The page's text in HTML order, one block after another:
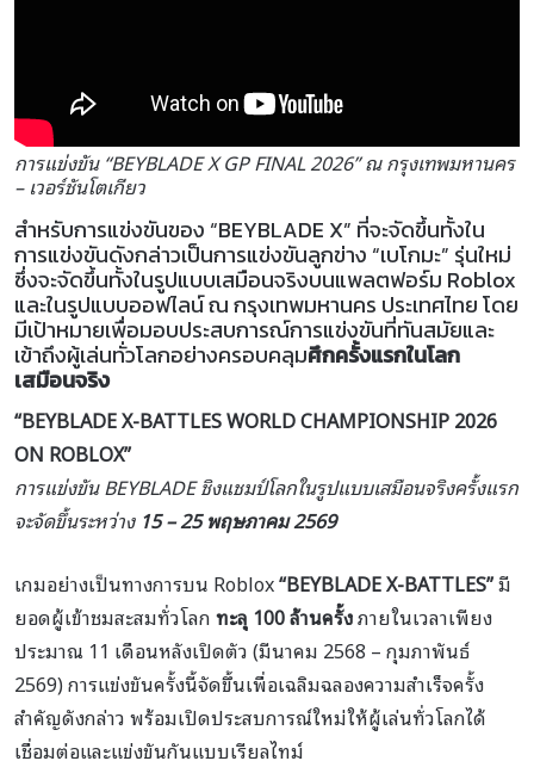
การแข่งขัน “BEYBLADE X GP FINAL 2026” ณ กรุงเทพมหานคร
– เวอร์ชันโตเกียว
สำหรับการแข่งขันของ “BEYBLADE X” ที่จะจัดขึ้นทั้งใน
การแข่งขันดังกล่าวเป็นการแข่งขันลูกข่าง “เบโกมะ” รุ่นใหม่
ซึ่งจะจัดขึ้นทั้งในรูปแบบเสมือนจริงบนแพลตฟอร์ม Roblox
และในรูปแบบออฟไลน์ ณ กรุงเทพมหานคร ประเทศไทย โดย
มีเป้าหมายเพื่อมอบประสบการณ์การแข่งขันที่ทันสมัยและ
เข้าถึงผู้เล่นทั่วโลกอย่างครอบคลุมศึกครั้งแรกในโลก
เสมือนจริง
“BEYBLADE X-BATTLES WORLD CHAMPIONSHIP 2026
ON ROBLOX”
การแข่งขัน BEYBLADE ชิงแชมป์โลกในรูปแบบเสมือนจริงครั้งแรก
จะจัดขึ้นระหว่าง 15 – 25 พฤษภาคม 2569
เกมอย่างเป็นทางการบน Roblox“BEYBLADE X-BATTLES”มี
ยอดผู้เข้าชมสะสมทั่วโลกทะลุ 100 ล้านครั้งภายในเวลาเพียง
ประมาณ 11 เดือนหลังเปิดตัว (มีนาคม 2568 – กุมภาพันธ์
2569) การแข่งขันครั้งนี้จัดขึ้นเพื่อเฉลิมฉลองความสำเร็จครั้ง
สำคัญดังกล่าว พร้อมเปิดประสบการณ์ใหม่ให้ผู้เล่นทั่วโลกได้
เชื่อมต่อและแข่งขันกันแบบเรียลไทม์